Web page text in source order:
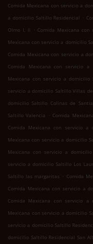
Comida Mexicana con servicio a
a domicilio Saltillo Residencial .
Olmo I, II
. Comida Mexicana
Mexicana con servicio a domicilio
Comida Mexicana con servicio a
Comida Mexicana con servicio
Mexicana con servicio a domicilio
servicio a domicilio Saltillo Villas de
domicilio Saltillo Colinas de
Saltillo Valencia
. Comida
Comida Mexicana con servicio a
Mexicana con servicio a domicilio
Mexicana con servicio a
servicio a domicilio Saltillo Los
Saltillo las margaritas . Comida
Comida Mexicana con servicio a
Comida Mexicana con servicio
Mexicana con servicio a domicilio
servicio a domicilio Saltillo
domicilio Saltillo Residencial San